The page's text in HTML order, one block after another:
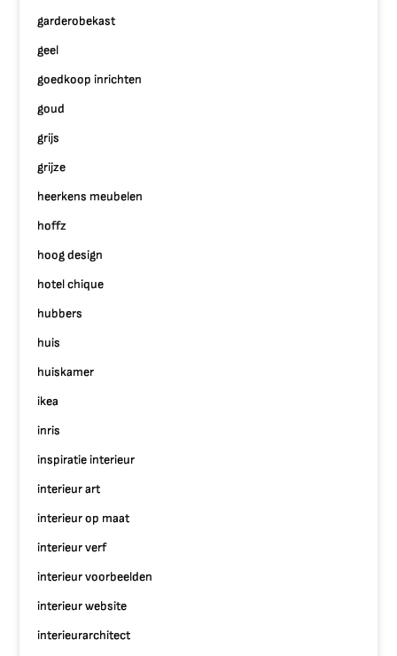
garderobekast
geel
goedkoop inrichten
goud
grijs
grijze
heerkens meubelen
hoffz
hoog design
hotel chique
hubbers
huis
huiskamer
ikea
inris
inspiratie interieur
interieur art
interieur op maat
interieur verf
interieur voorbeelden
interieur website
interieurarchitect